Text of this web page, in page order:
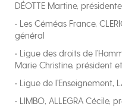
DÉOTTE Martine, présidente
• Les Céméas France,
général
• Ligue des droits de
Marie Christine, président
• Ligue de l’Enseignement,
• LIMBO, ALLEGRA Cécile,